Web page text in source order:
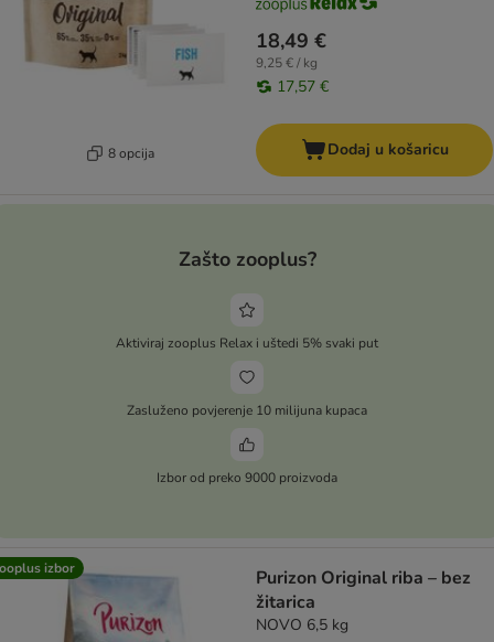
8 opcija
18,49 €
9,25 € / kg
17,57 €
Dodaj u košaricu
Zašto zooplus?
Aktiviraj zooplus Relax i uštedi 5% svaki put
Zasluženo povjerenje 10 milijuna kupaca
Izbor od preko 9000 proizvoda
izbor
Purizon Original riba – bez
žitarica
NOVO 6,5 kg